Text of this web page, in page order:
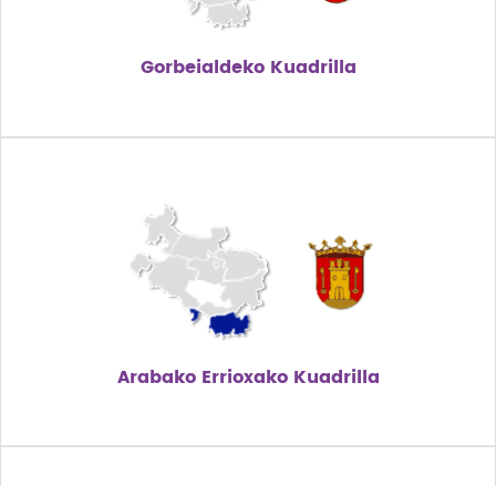
Gorbeialdeko Kuadrilla
Arabako Errioxako Kuadrilla